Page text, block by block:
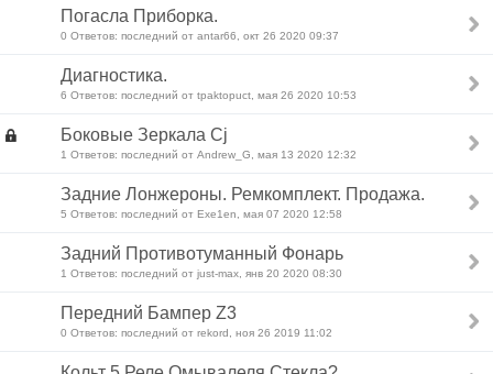
Погасла Приборка.
0 Ответов: последний от antar66, окт 26 2020 09:37
Диагностика.
6 Ответов: последний от tpaktopuct, мая 26 2020 10:53
Боковые Зеркала Cj
1 Ответов: последний от Andrew_G, мая 13 2020 12:32
Задние Лонжероны. Ремкомплект. Продажа.
5 Ответов: последний от Exe1en, мая 07 2020 12:58
Задний Противотуманный Фонарь
1 Ответов: последний от just-max, янв 20 2020 08:30
Передний Бампер Z3
0 Ответов: последний от rekord, ноя 26 2019 11:02